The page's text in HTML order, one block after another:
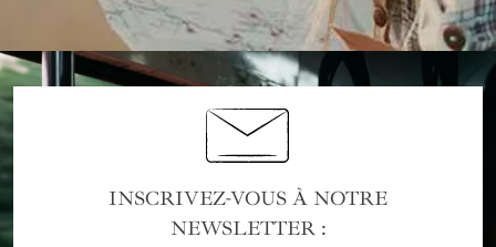
INSCRIVEZ-VOUS À NOTRE
NEWSLETTER :